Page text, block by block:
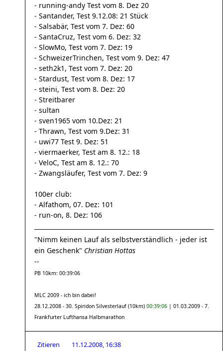
- running-andy Test vom 8. Dez 20
- Santander, Test 9.12.08: 21 Stück
- Salsabär, Test vom 7. Dez: 60
- SantaCruz, Test vom 6. Dez: 32
- SlowMo, Test vom 7. Dez: 19
- SchweizerTrinchen, Test vom 9. Dez: 47
- seth2k1, Test vom 7. Dez: 20
- Stardust, Test vom 8. Dez: 17
- steini, Test vom 8. Dez: 20
- Streitbarer
- sultan
- sven1965 vom 10.Dez: 21
- Thrawn, Test vom 9.Dez: 31
- uwi77 Test 9. Dez: 51
- viermaerker, Test am 8. 12.: 18
- VeloC, Test am 8. 12.: 70
- Zwangsläufer, Test vom 7. Dez: 9
100er club:
- Alfathom, 07. Dez: 101
- run-on, 8. Dez: 106
"Nimm keinen Lauf als selbstverständlich - jeder ist
ein Geschenk" Christian Hottas
--
PB 10km: 00:39:06
MLC 2009 - ich bin dabei!
28.12.2008 - 30. Spiridon Silvesterlauf (10km) 00:39:06 | 01.03.2009 - 7.
Frankfurter Lufthansa Halbmarathon
Zitieren 11.12.2008, 16:38